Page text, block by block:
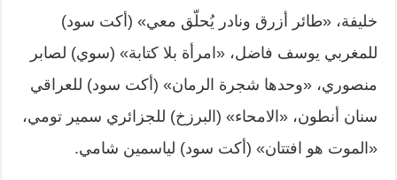
خليفة، «طائر أزرق ونادر يُحلّق معي» (أكت سود)
للمغربي يوسف فاضل، «امرأة بلا كتابة» (سوي) لصابر
منصوري، «وحدها شجرة الرمان» (أكت سود) للعراقي
سنان أنطون، «الامحاء» (البرزخ) للجزائري سمير تومي،
«الموت هو افتتان» (أكت سود) لياسمين شامي.